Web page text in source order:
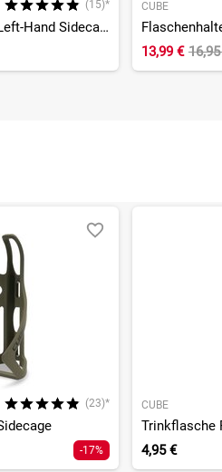
(15)*
Flaschenhalter HPP Left-Hand Sidecage
CUBE
13,99 €
(23)*
-17%
CUBE
Trinkflasche
4,95 €